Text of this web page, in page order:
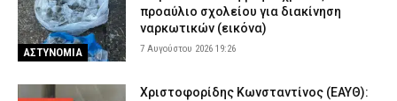
ΑΣΤΥΝΟΜΙΑ
προαύλιο σχολείου για διακίνηση
ναρκωτικών (εικόνα)
7 Αυγούστου 2026 19:26
Χριστοφορίδης Κωνσταντίνος (ΕΑΥΘ):